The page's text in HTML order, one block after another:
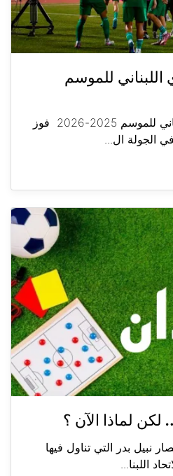
اللبناني للموسم
الأنصار بطلًا للدوري اللبناني للموسم 2025-2026 فوز
لكن لماذا الآن ؟
نبيل بدر التي تناول فيها
اللبنا...